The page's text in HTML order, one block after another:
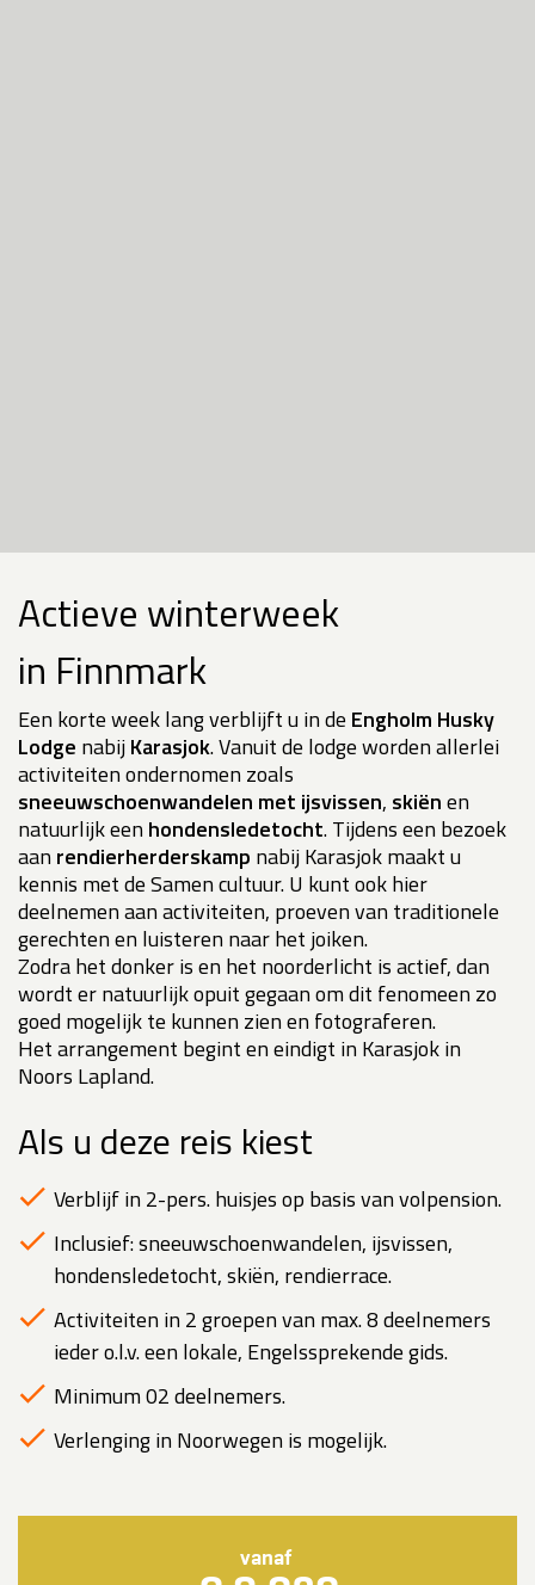
Actieve winterweek
in Finnmark
Een korte week lang verblijft u in de Engholm Husky
Lodge nabijKarasjok. Vanuit de lodge worden allerlei
activiteiten ondernomen zoals
sneeuwschoenwandelen met ijsvissen, skiënen
natuurlijk een hondensledetocht. Tijdens een bezoek
aan rendierherderskamp nabij Karasjok maakt u
kennis met de Samen cultuur. U kunt ook hier
deelnemen aan activiteiten, proeven van traditionele
gerechten en luisteren naar het joiken.
Zodra het donker is en het noorderlicht is actief, dan
wordt er natuurlijk opuit gegaan om dit fenomeen zo
goed mogelijk te kunnen zien en fotograferen.
Het arrangement begint en eindigt in Karasjok in
Noors Lapland.
Als u deze reis kiest
Verblijf in 2-pers. huisjes op basis van volpension.
Inclusief: sneeuwschoenwandelen, ijsvissen,
hondensledetocht, skiën, rendierrace.
Activiteiten in 2 groepen van max. 8 deelnemers
ieder o.l.v. een lokale, Engelssprekende gids.
Minimum 02 deelnemers.
Verlenging in Noorwegen is mogelijk.
vanaf